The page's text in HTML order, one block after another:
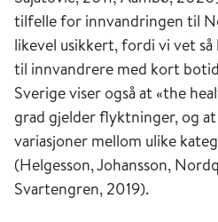
tilfelle for innvandringen til
likevel usikkert, fordi vi vet
til innvandrere med kort
Sverige viser også at «the
grad gjelder flyktninger, og
variasjoner mellom ulike
(Helgesson, Johansson,
Svartengren, 2019).